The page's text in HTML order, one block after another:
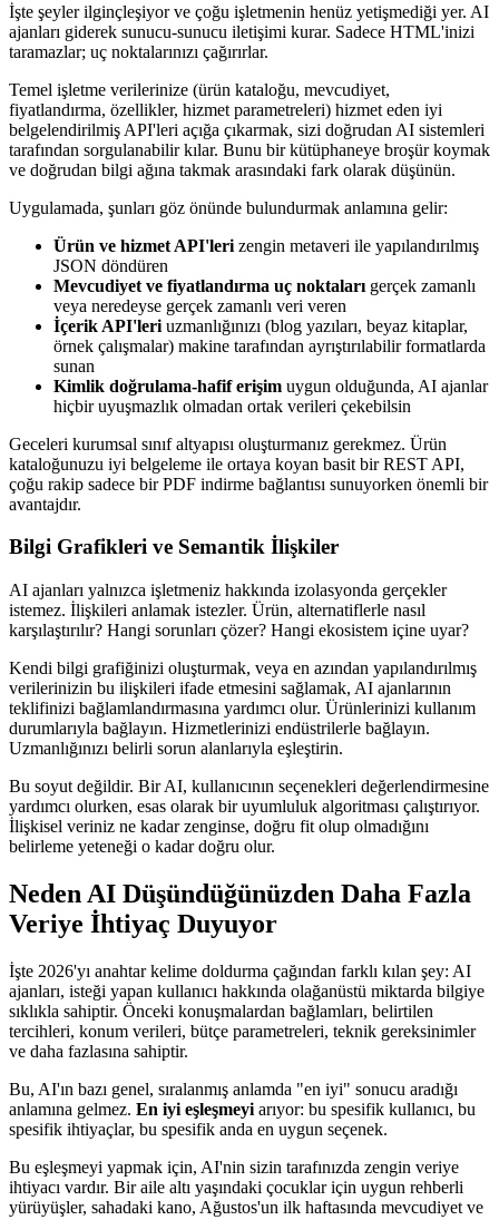
İşte şeyler ilginçleşiyor ve çoğu işletmenin henüz yetişmediği yer. AI
ajanları giderek sunucu-sunucu iletişimi kurar. Sadece HTML'inizi
taramazlar; uç noktalarınızı çağırırlar.
Temel işletme verilerinize (ürün kataloğu, mevcudiyet,
fiyatlandırma, özellikler, hizmet parametreleri) hizmet eden iyi
belgelendirilmiş API'leri açığa çıkarmak, sizi doğrudan AI sistemleri
tarafından sorgulanabilir kılar. Bunu bir kütüphaneye broşür koymak
ve doğrudan bilgi ağına takmak arasındaki fark olarak düşünün.
Uygulamada, şunları göz önünde bulundurmak anlamına gelir:
Ürün ve hizmet API'leri zengin metaveri ile yapılandırılmış
JSON döndüren
Mevcudiyet ve fiyatlandırma uç noktaları gerçek zamanlı
veya neredeyse gerçek zamanlı veri veren
İçerik API'leri uzmanlığınızı (blog yazıları, beyaz kitaplar,
örnek çalışmalar) makine tarafından ayrıştırılabilir formatlarda
sunan
Kimlik doğrulama-hafif erişim uygun olduğunda, AI ajanlar
hiçbir uyuşmazlık olmadan ortak verileri çekebilsin
Geceleri kurumsal sınıf altyapısı oluşturmanız gerekmez. Ürün
kataloğunuzu iyi belgeleme ile ortaya koyan basit bir REST API,
çoğu rakip sadece bir PDF indirme bağlantısı sunuyorken önemli bir
avantajdır.
Bilgi Grafikleri ve Semantik İlişkiler
AI ajanları yalnızca işletmeniz hakkında izolasyonda gerçekler
istemez. İlişkileri anlamak istezler. Ürün, alternatiflerle nasıl
karşılaştırılır? Hangi sorunları çözer? Hangi ekosistem içine uyar?
Kendi bilgi grafiğinizi oluşturmak, veya en azından yapılandırılmış
verilerinizin bu ilişkileri ifade etmesini sağlamak, AI ajanlarının
teklifinizi bağlamlandırmasına yardımcı olur. Ürünlerinizi kullanım
durumlarıyla bağlayın. Hizmetlerinizi endüstrilerle bağlayın.
Uzmanlığınızı belirli sorun alanlarıyla eşleştirin.
Bu soyut değildir. Bir AI, kullanıcının seçenekleri değerlendirmesine
yardımcı olurken, esas olarak bir uyumluluk algoritması çalıştırıyor.
İlişkisel veriniz ne kadar zenginse, doğru fit olup olmadığını
belirleme yeteneği o kadar doğru olur.
Neden AI Düşündüğünüzden Daha Fazla
Veriye İhtiyaç Duyuyor
İşte 2026'yı anahtar kelime doldurma çağından farklı kılan şey: AI
ajanları, isteği yapan kullanıcı hakkında olağanüstü miktarda bilgiye
sıklıkla sahiptir. Önceki konuşmalardan bağlamları, belirtilen
tercihleri, konum verileri, bütçe parametreleri, teknik gereksinimler
ve daha fazlasına sahiptir.
Bu, AI'ın bazı genel, sıralanmış anlamda "en iyi" sonucu aradığı
anlamına gelmez. En iyi eşleşmeyi arıyor: bu spesifik kullanıcı, bu
spesifik ihtiyaçlar, bu spesifik anda en uygun seçenek.
Bu eşleşmeyi yapmak için, AI'nin sizin tarafınızda zengin veriye
ihtiyacı vardır. Bir aile altı yaşındaki çocuklar için uygun rehberli
yürüyüşler, sahadaki kano, Ağustos'un ilk haftasında mevcudiyet ve